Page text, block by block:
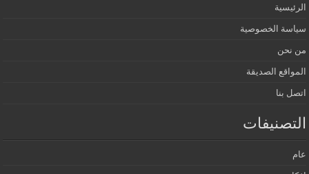
الرئيسية
سياسة الخصوصية
من نحن
المواقع الصديقة
اتصل بنا
التصنيفات
عام